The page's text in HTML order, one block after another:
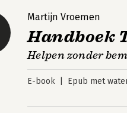
Martijn Vroemen
Handboek
Helpen zonder
E-book Epub met